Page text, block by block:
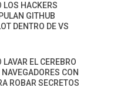
LOS HACKERS
GITHUB
DENTRO DE VS
LAVAR EL CEREBRO
CON
ROBAR SECRETOS